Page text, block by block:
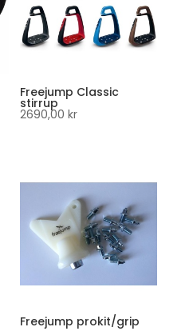
Freejump Classic
stirrup
2690,00kr
Freejump prokit/grip